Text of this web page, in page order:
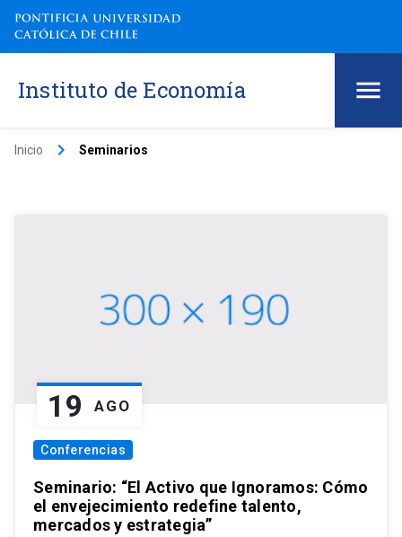
Instituto de Economía
Inicio keyboard_arrow_right Seminarios
19 AGO
Conferencias
Seminario: “El Activo que Ignoramos: Cómo
el envejecimiento redefine talento,
mercados y estrategia”